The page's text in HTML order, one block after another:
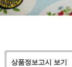
상품정보고시 보기